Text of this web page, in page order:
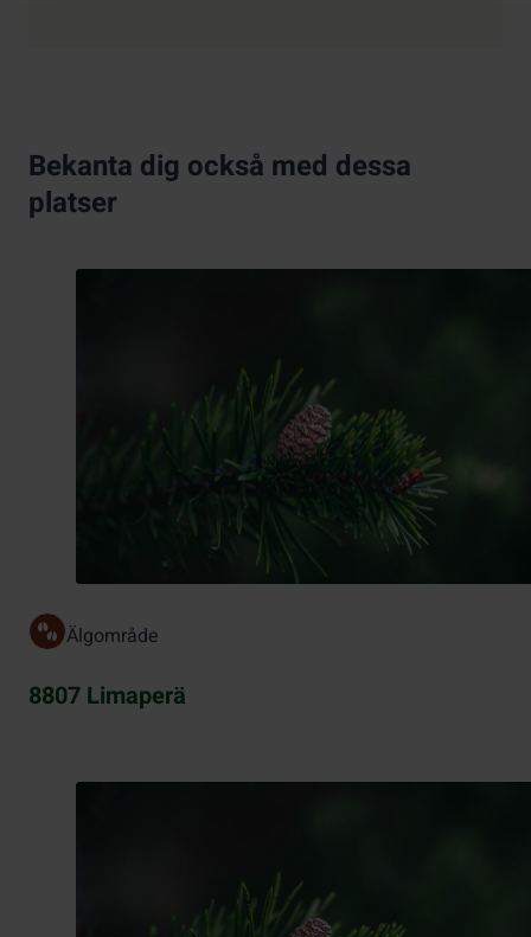
Bekanta dig också med dessa
platser
Älgområde
8807 Limaperä